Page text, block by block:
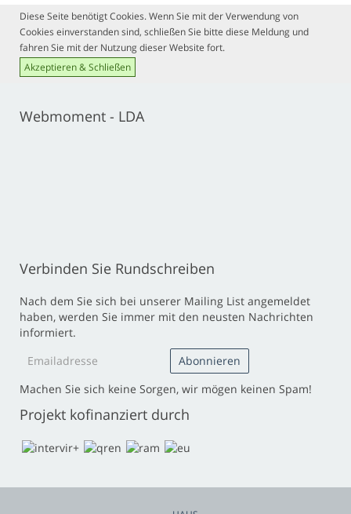
Diese Seite benötigt Cookies. Wenn Sie mit der Verwendung von
Cookies einverstanden sind, schließen Sie bitte diese Meldung und
fahren Sie mit der Nutzung dieser Website fort.
Akzeptieren & Schließen
Webmoment - LDA
Verbinden Sie Rundschreiben
Nach dem Sie sich bei unserer Mailing List angemeldet
haben, werden Sie immer mit den neusten Nachrichten
informiert.
Machen Sie sich keine Sorgen, wir mögen keinen Spam!
Projekt kofinanziert durch